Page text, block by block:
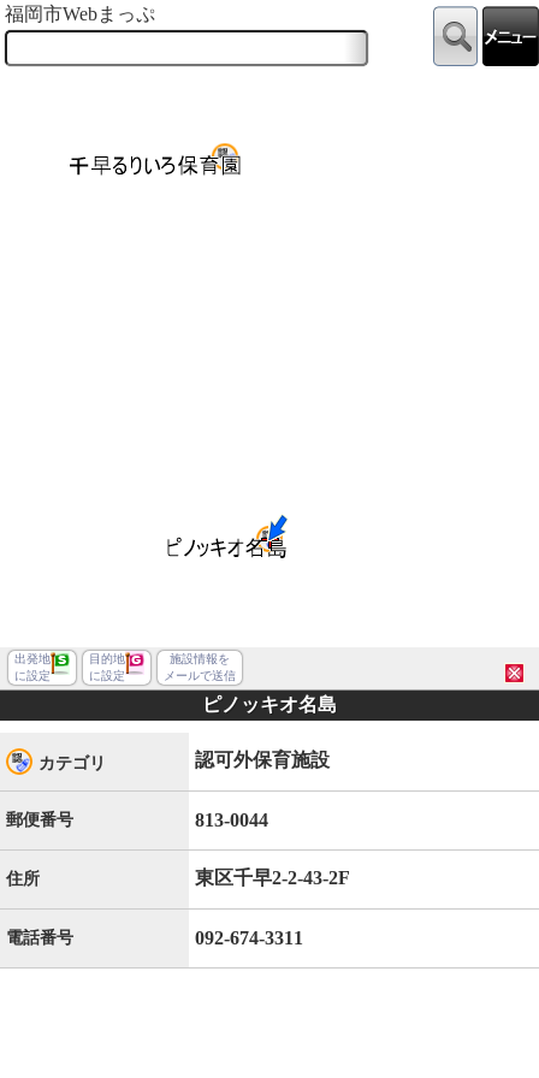
福岡市Webまっぷ
出発地
に設定
目的地
に設定
施設情報を
メールで送信
ピノッキオ名島
カテゴリ 認可外保育施設
郵便番号 813-0044
住所 東区千早2-2-43-2F
電話番号 092-674-3311